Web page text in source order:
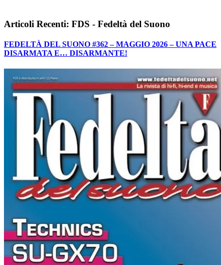
Articoli Recenti: FDS - Fedeltà del Suono
FEDELTÀ DEL SUONO #362 – MAGGIO 2026 – UNA PACE
DISARMATA E… DISARMANTE!